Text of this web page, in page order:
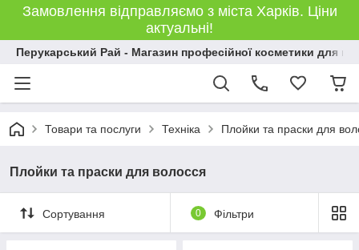
Замовлення відправляємо з міста Харків. Ціни
актуальні!
Перукарський Рай - Магазин професійної косметики для
Товари та послуги Техніка Плойки та праски для
Плойки та праски для волосся
Сортування 0 Фільтри